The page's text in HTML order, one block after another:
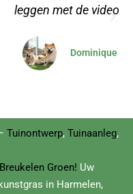
Tuinontwerp, Tuinaanleg,
Groen! Uw
in Harmelen,